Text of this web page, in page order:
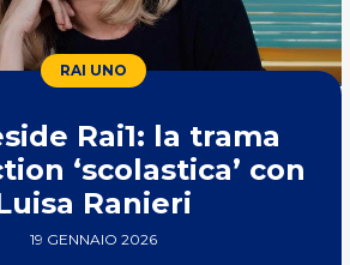
RAI UNO
Rai1: la trama
‘scolastica’ con
Ranieri
19 GENNAIO 2026